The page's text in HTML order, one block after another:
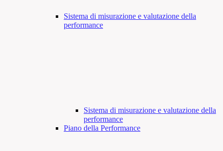
Sistema di misurazione e valutazione della
performance
Sistema di misurazione e valutazione della
performance
Piano della Performance